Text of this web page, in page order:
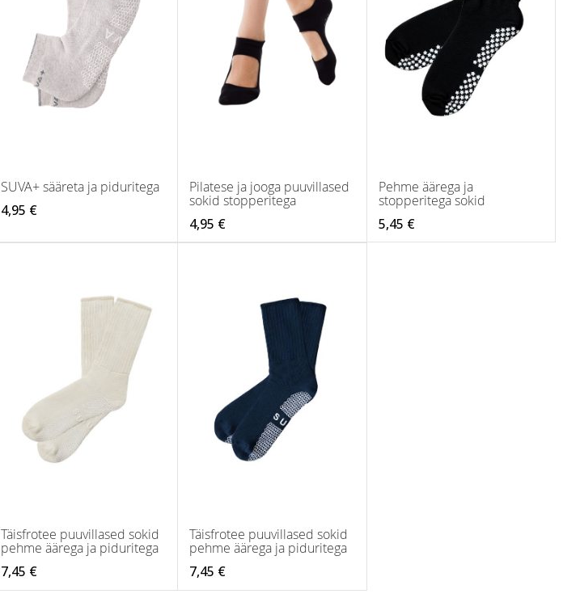
SUVA+ sääreta ja piduritega
4,95 €
Pilatese ja jooga puuvillased
sokid stopperitega
4,95 €
Pehme äärega ja
stopperitega sokid
5,45 €
Täisfrotee puuvillased sokid
pehme äärega ja piduritega
7,45 €
Täisfrotee puuvillased sokid
pehme äärega ja piduritega
7,45 €